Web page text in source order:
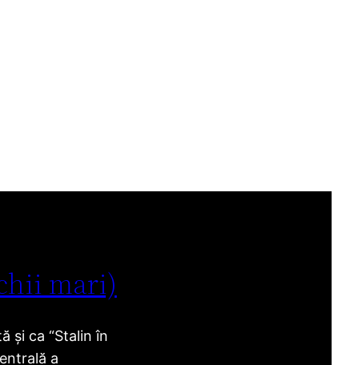
mari)
și ca “Stalin în
a